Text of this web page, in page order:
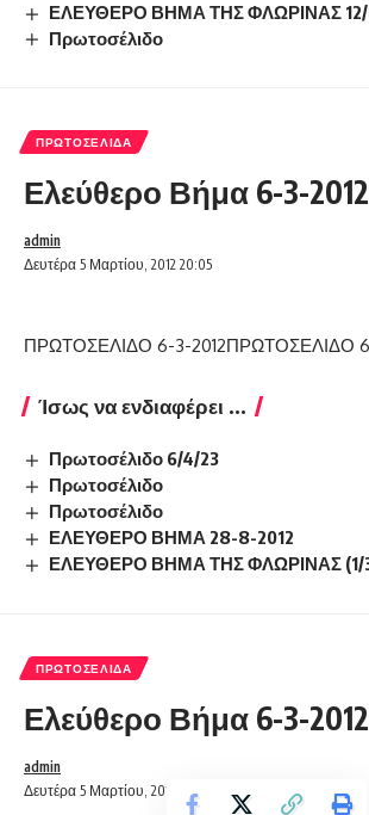
ΕΛΕΥΘΕΡΟ ΒΗΜΑ ΤΗΣ ΦΛΩΡΙΝΑΣ 12/
Πρωτοσέλιδο
ΠΡΩΤΟΣΈΛΙΔΑ
Ελεύθερο Βήμα 6-3-2012
Δευτέρα 5 Μαρτίου, 2012 20:05
admin
ΠΡΩΤΟΣΕΛΙΔΟ 6-3-2012ΠΡΩΤΟΣΕΛΙΔΟ
Ίσως να ενδιαφέρει ...
Πρωτοσέλιδο 6/4/23
Πρωτοσέλιδο
Πρωτοσέλιδο
ΕΛΕΥΘΕΡΟ ΒΗΜΑ 28-8-2012
ΕΛΕΥΘΕΡΟ ΒΗΜΑ ΤΗΣ ΦΛΩΡΙΝΑΣ (1/
ΠΡΩΤΟΣΈΛΙΔΑ
Ελεύθερο Βήμα 6-3-2012
Δευτέρα 5 Μαρτίου, 2012 19:56
admin